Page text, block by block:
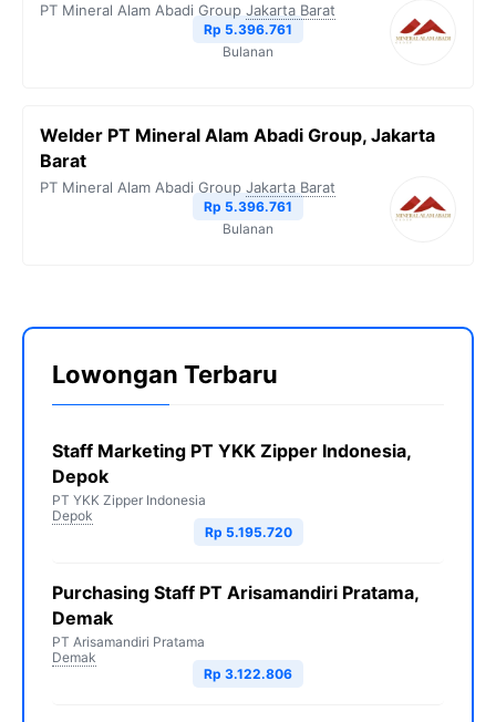
PT Mineral Alam Abadi Group Jakarta Barat
Rp 5.396.761
Bulanan
Welder PT Mineral Alam Abadi Group, Jakarta
Barat
PT Mineral Alam Abadi Group Jakarta Barat
Rp 5.396.761
Bulanan
Lowongan Terbaru
Staff Marketing PT YKK Zipper Indonesia,
Depok
PT YKK Zipper Indonesia
Depok
Rp 5.195.720
Purchasing Staff PT Arisamandiri Pratama,
Demak
PT Arisamandiri Pratama
Demak
Rp 3.122.806